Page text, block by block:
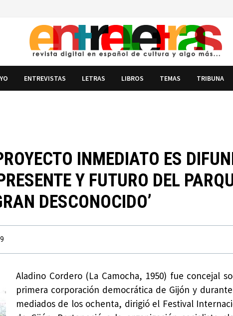
ENTREVISTAS LETRAS LIBROS TEMAS TRIBUNA
INMEDIATO ES
Y FUTURO DEL
DESCONOCIDO’
Aladino Cordero (La Camocha, 1950) fue concejal
primera corporación democrática de Gijón y
mediados de los ochenta, dirigió el Festival